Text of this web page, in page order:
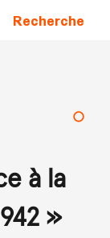
Recherche
à la
»